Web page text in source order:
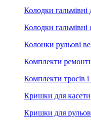
Колодки гальмівні
Колодки гальмівні
Колонки рульові
Комплекти
Комплекти тросів
Кришки для касети
Кришки для